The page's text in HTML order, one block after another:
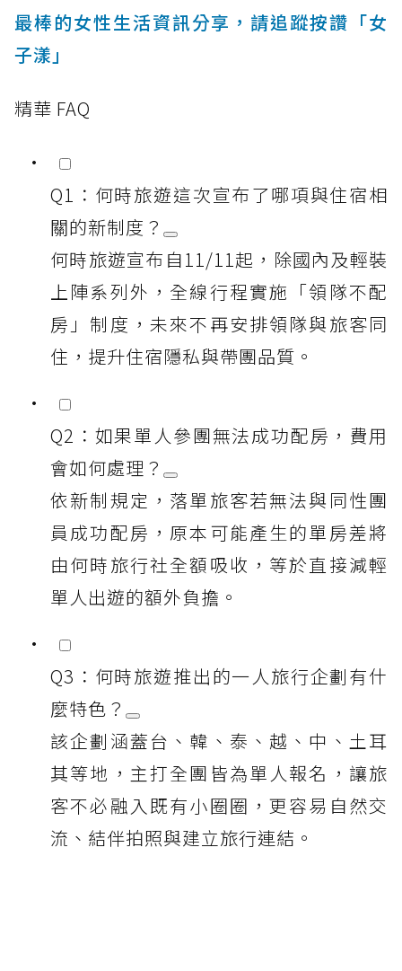
最棒的女性生活資訊分享，請追蹤按讚「女
子漾」
精華 FAQ
Q1：何時旅遊這次宣布了哪項與住宿相
關的新制度？
何時旅遊宣布自11/11起，除國內及輕裝
上陣系列外，全線行程實施「領隊不配
房」制度，未來不再安排領隊與旅客同
住，提升住宿隱私與帶團品質。
Q2：如果單人參團無法成功配房，費用
會如何處理？
依新制規定，落單旅客若無法與同性團
員成功配房，原本可能產生的單房差將
由何時旅行社全額吸收，等於直接減輕
單人出遊的額外負擔。
Q3：何時旅遊推出的一人旅行企劃有什
麼特色？
該企劃涵蓋台、韓、泰、越、中、土耳
其等地，主打全團皆為單人報名，讓旅
客不必融入既有小圈圈，更容易自然交
流、結伴拍照與建立旅行連結。